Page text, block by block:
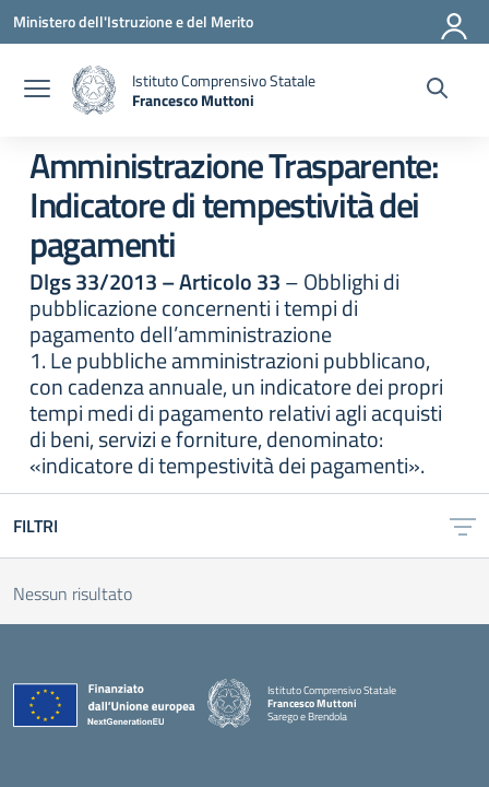
Vai ai contenuti
Vai al menu di navigazione
Vai al footer
Ministero dell'Istruzione e del Merito
Istituto Comprensivo Statale
Francesco Muttoni
Amministrazione Trasparente:
Indicatore di tempestività dei
pagamenti
Dlgs 33/2013 – Articolo 33– Obblighi di
pubblicazione concernenti i tempi di
pagamento dell’amministrazione
1. Le pubbliche amministrazioni pubblicano,
con cadenza annuale, un indicatore dei propri
tempi medi di pagamento relativi agli acquisti
di beni, servizi e forniture, denominato:
«indicatore di tempestività dei pagamenti».
FILTRI
Nessun risultato
Istituto Comprensivo Statale
Francesco Muttoni
Sarego e Brendola
— Visita la pagina iniziale della scuola